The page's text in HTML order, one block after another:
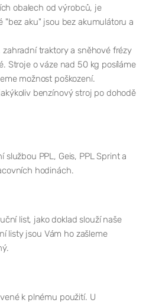
obalech od výrobců, je
"bez aku" jsou bez akumulátoru a
traktory a sněhové frézy
Stroje o váze nad 50 kg posíláme
možnost poškození.
benzínový stroj po dohodě
PPL, Geis, PPL Sprint a
hodinách.
list, jako doklad slouží naše
listy jsou Vám ho zašleme
k plnému použití. U